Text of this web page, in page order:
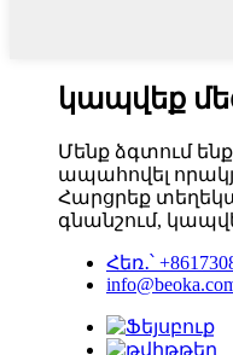
կապվեք
Մենք ձգտում
ապահովել
Հարցրեք
գնանշում,
Հեռ․՝